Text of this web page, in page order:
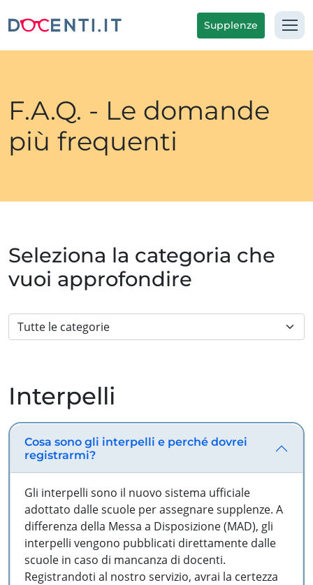
Supplenze
F.A.Q. - Le domande
più frequenti
Seleziona la categoria che
vuoi approfondire
Interpelli
Cosa sono gli interpelli e perché dovrei
registrarmi?
Gli interpelli sono il nuovo sistema ufficiale
adottato dalle scuole per assegnare supplenze. A
differenza della Messa a Disposizione (MAD), gli
interpelli vengono pubblicati direttamente dalle
scuole in caso di mancanza di docenti.
Registrandoti al nostro servizio, avrai la certezza